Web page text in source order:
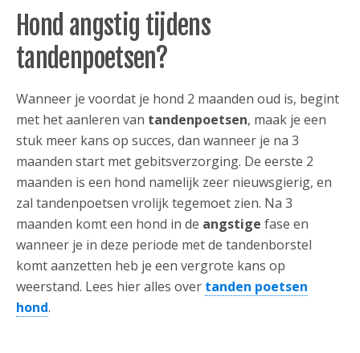
Hond angstig tijdens
tandenpoetsen?
Wanneer je voordat je hond 2 maanden oud is, begint
met het aanleren van tandenpoetsen, maak je een
stuk meer kans op succes, dan wanneer je na 3
maanden start met gebitsverzorging. De eerste 2
maanden is een hond namelijk zeer nieuwsgierig, en
zal tandenpoetsen vrolijk tegemoet zien. Na 3
maanden komt een hond in de angstige fase en
wanneer je in deze periode met de tandenborstel
komt aanzetten heb je een vergrote kans op
weerstand. Lees hier alles over tanden poetsen
hond.